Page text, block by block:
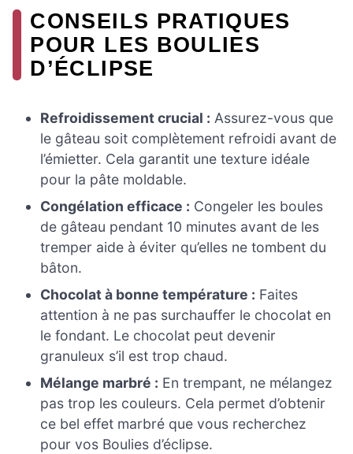
CONSEILS PRATIQUES
POUR LES BOULIES
D’ÉCLIPSE
Refroidissement crucial : Assurez-vous que
le gâteau soit complètement refroidi avant de
l’émietter. Cela garantit une texture idéale
pour la pâte moldable.
Congélation efficace : Congeler les boules
de gâteau pendant 10 minutes avant de les
tremper aide à éviter qu’elles ne tombent du
bâton.
Chocolat à bonne température : Faites
attention à ne pas surchauffer le chocolat en
le fondant. Le chocolat peut devenir
granuleux s’il est trop chaud.
Mélange marbré : En trempant, ne mélangez
pas trop les couleurs. Cela permet d’obtenir
ce bel effet marbré que vous recherchez
pour vos Boulies d’éclipse.